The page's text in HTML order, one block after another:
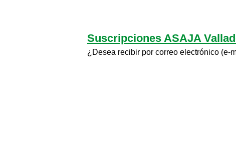
Suscripciones ASAJA
¿Desea recibir por correo electrónico (e-